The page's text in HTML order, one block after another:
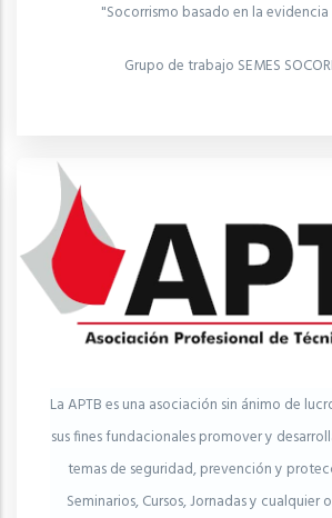
"Socorrismo basado en la
Grupo de trabajo SEMES
La APTB es una asociación sin ánimo de
sus fines fundacionales promover y
temas de seguridad, prevención y
Seminarios, Cursos, Jornadas y cualquier